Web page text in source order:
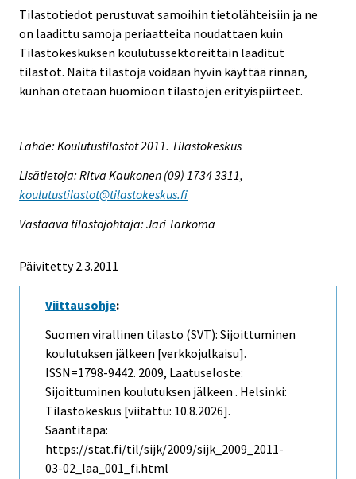
Tilastotiedot perustuvat samoihin tietolähteisiin ja ne
on laadittu samoja periaatteita noudattaen kuin
Tilastokeskuksen koulutussektoreittain laaditut
tilastot. Näitä tilastoja voidaan hyvin käyttää rinnan,
kunhan otetaan huomioon tilastojen erityispiirteet.
Lähde: Koulutustilastot 2011. Tilastokeskus
Lisätietoja: Ritva Kaukonen (09) 1734 3311,
koulutustilastot@tilastokeskus.fi
Vastaava tilastojohtaja: Jari Tarkoma
Päivitetty 2.3.2011
Viittausohje:
Suomen virallinen tilasto (SVT): Sijoittuminen
koulutuksen jälkeen [verkkojulkaisu].
ISSN=1798-9442. 2009, Laatuseloste:
Sijoittuminen koulutuksen jälkeen . Helsinki:
Tilastokeskus [viitattu: 10.8.2026].
Saantitapa:
https://stat.fi/til/sijk/2009/sijk_2009_2011-
03-02_laa_001_fi.html